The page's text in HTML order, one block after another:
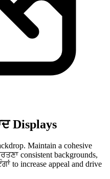
Displays
Maintain a cohesive
consistent backgrounds,
to increase appeal and drive